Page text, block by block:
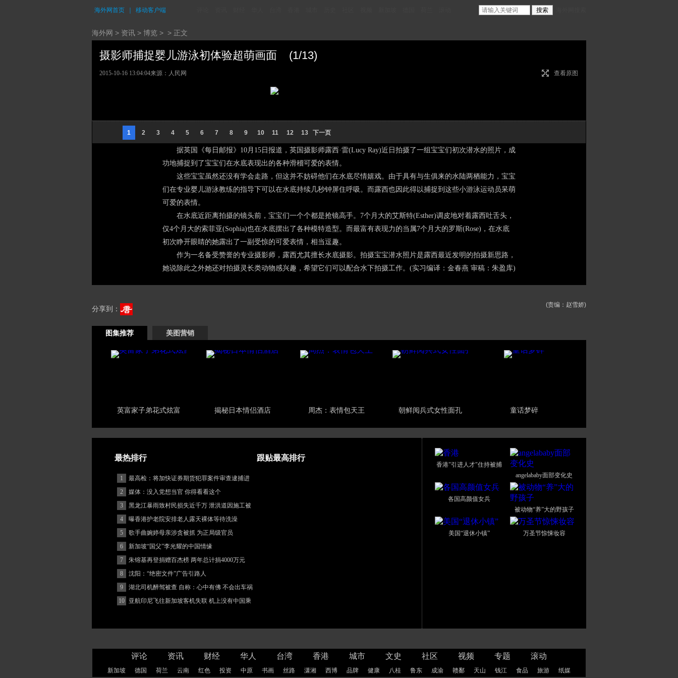
海外网首页 移动客户端
海外网 > 资讯 > 博览 > > 正文
摄影师捕捉婴儿游泳初体验超萌画面 (1/13)
查看原图
2015-10-16 13:04:04来源：人民网
1 2 3 4 5 6 7 8 9 10 11 12 13 下一页
据英国《每日邮报》10月15日报道，英国摄影师露西·雷(Lucy Ray)近日拍摄了一组宝宝们初次潜水的照片，成
功地捕捉到了宝宝们在水底表现出的各种滑稽可爱的表情。
这些宝宝虽然还没有学会走路，但这并不妨碍他们在水底尽情嬉戏。由于具有与生俱来的水陆两栖能力，宝宝
们在专业婴儿游泳教练的指导下可以在水底持续几秒钟屏住呼吸。而露西也因此得以捕捉到这些小游泳运动员呆萌
可爱的表情。
在水底近距离拍摄的镜头前，宝宝们一个个都是抢镜高手。7个月大的艾斯特(Esther)调皮地对着露西吐舌头，
仅4个月大的索菲亚(Sophia)也在水底摆出了各种模特造型。而最富有表现力的当属7个月大的罗斯(Rose)，在水底
初次睁开眼睛的她露出了一副受惊的可爱表情，相当逗趣。
作为一名备受赞誉的专业摄影师，露西尤其擅长水底摄影。拍摄宝宝潜水照片是露西最近发明的拍摄新思路，
她说除此之外她还对拍摄灵长类动物感兴趣，希望它们可以配合水下拍摄工作。(实习编译：金春燕 审稿：朱盈库)
(责编：赵雪娇)
分享到：
图集推荐 美图营销
英富家子弟花式炫富 揭秘日本情侣酒店 周杰：表情包天王 朝鲜阅兵式女性面孔 童话梦碎
最热排行 跟贴最高排行
1
最高检：将加快证券期货犯罪案件审查逮捕进
度
2
媒体：没入党想当官 你得看看这个
3
黑龙江暴雨致村民损失近千万 泄洪道因施工被
堵
4
曝香港护老院安排老人露天裸体等待洗澡
5
歌手曲婉婷母亲涉贪被抓 为正局级官员
6
新加坡“国父”李光耀的中国情缘
7
朱镕基再登捐赠百杰榜 两年总计捐4000万元
8
沈阳：“绝密文件”广告引路人
9
湖北司机醉驾被查 自称：心中有佛 不会出车祸
(图)
10
亚航印尼飞往新加坡客机失联 机上没有中国乘
香港"引进人才"住持被捕
angelababy面部变化史
各国高颜值女兵
被动物“养”大的野孩子
美国“退休小镇” 万圣节惊悚妆容
评论 资讯 财经 华人 台湾 香港 城市 文史 社区 视频 专题 滚动
新加坡 德国 荷兰 云南 红色 投资 中原 书画 丝路 潇湘 西博 品牌 健康 八桂 鲁东 成渝 赣鄱 天山 钱江 食品 旅游 纸媒